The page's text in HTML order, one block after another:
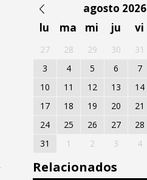
agosto 2026
lu
ma mi ju vi
27 28 29 30 31
3
4 5 6 7
10
11 12 13 14
17
18 19 20 21
24
25 26 27 28
31
1 2 3 4
Relacionados